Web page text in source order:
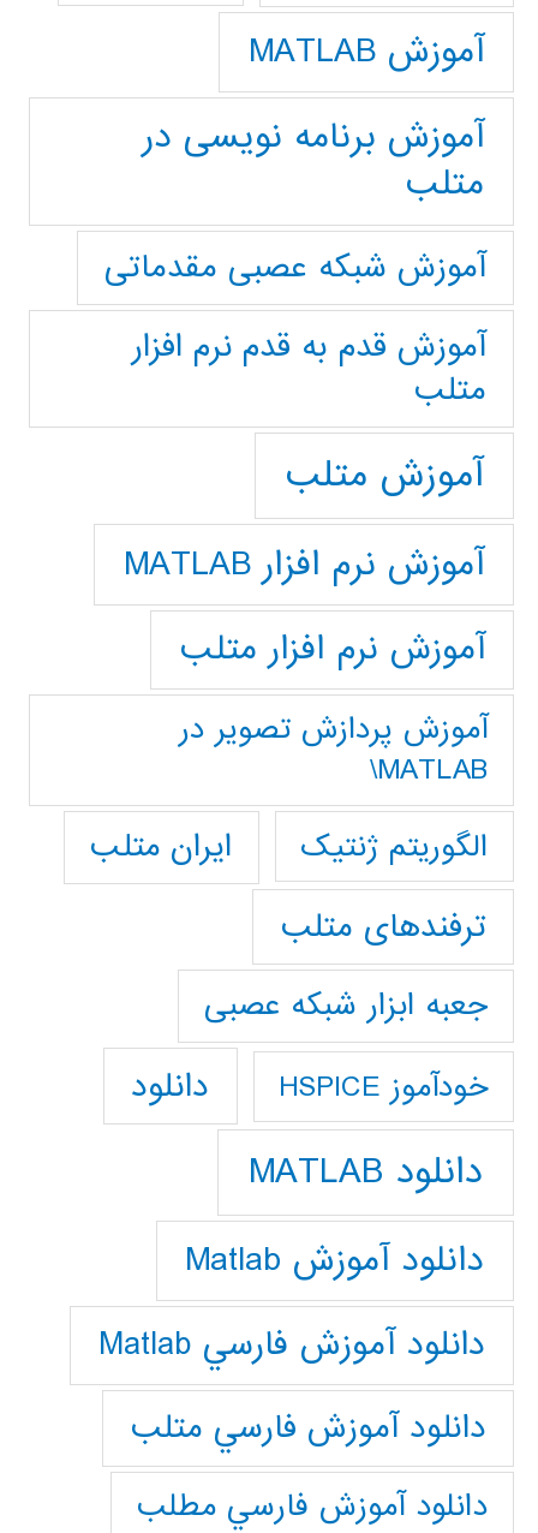
آموزش MATLAB
آموزش برنامه نویسی در
متلب
آموزش شبکه عصبی مقدماتی
آموزش قدم به قدم نرم افزار
متلب
آموزش متلب
آموزش نرم افزار MATLAB
آموزش نرم افزار متلب
آموزش پردازش تصوير در
MATLAB\
الگوریتم ژنتیک
ایران متلب
ترفندهای متلب
جعبه ابزار شبکه عصبی
خودآموز HSPICE دانلود
دانلود MATLAB
دانلود آموزش Matlab
دانلود آموزش فارسي Matlab
دانلود آموزش فارسي متلب
دانلود آموزش فارسي مطلب